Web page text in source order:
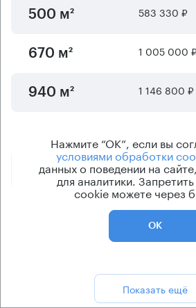
500 м² 583 330 ₽
670 м² 1 005 000 ₽
940 м² 1 146 800 ₽
3700 м² 6 166 980 ₽
10 500 530
Показать ещё
Нажмите “ОК”, если вы
условиями обработки
данных о поведении на
для аналитики.
cookie можете через
ОК